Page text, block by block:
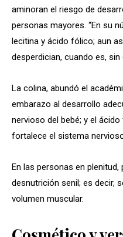
aminoran el riesgo de
personas mayores. “En su
lecitina y ácido fólico; aun
desperdician, cuando es,
La colina, abundó el
embarazo al desarrollo
nervioso del bebé; y el
fortalece el sistema
En las personas en
desnutrición senil; es decir,
volumen muscular.